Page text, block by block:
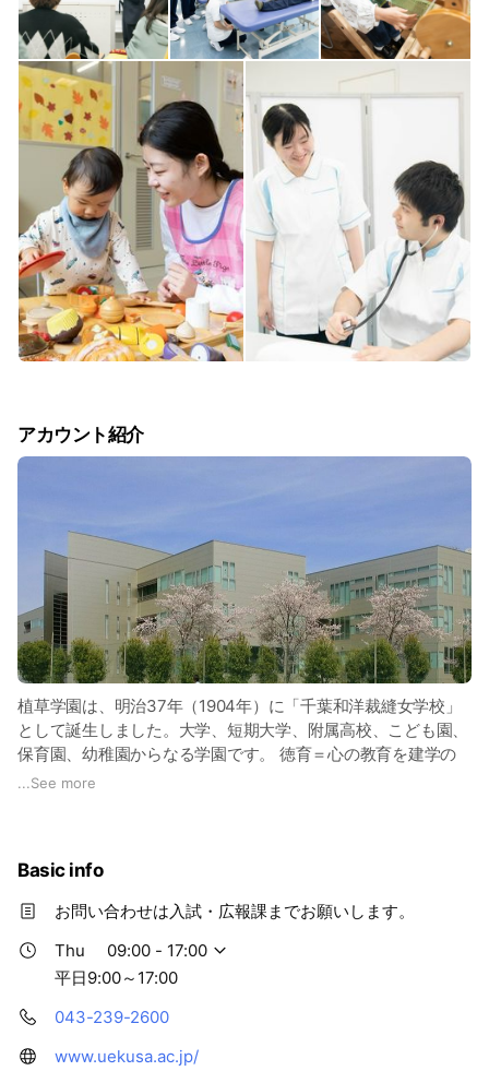
アカウント紹介
植草学園は、明治37年（1904年）に「千葉和洋裁縫女学校」
として誕生しました。大学、短期大学、附属高校、こども園、
保育園、幼稚園からなる学園です。 徳育＝心の教育を建学の
精神に掲げ、誰をもやさしく包み込む社会（インクルージョ
校・幼稚園教諭、保育士、理学療法士、作業療法士）を育成し
ます。
...See more
Basic info
お問い合わせは入試・広報課までお願いします。
Thu
09:00 - 17:00
平日9:00～17:00
043-239-2600
www.uekusa.ac.jp/